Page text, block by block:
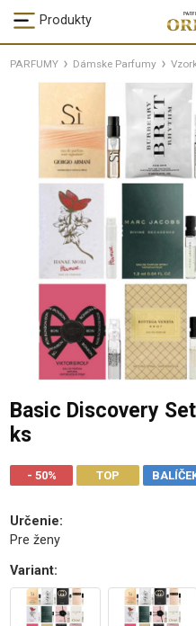
Produkty
PARFUMY Dámske Parfumy
Basic Discovery
ks
- 50% TOP
Určenie:
Pre ženy
Variant: